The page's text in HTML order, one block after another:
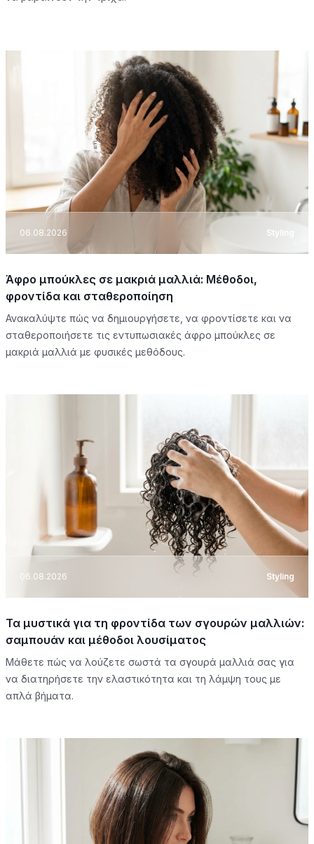
06.08.2026 Styling
Άφρο μπούκλες σε μακριά μαλλιά: Μέθοδοι,
φροντίδα και σταθεροποίηση
Ανακαλύψτε πώς να δημιουργήσετε, να φροντίσετε και να
σταθεροποιήσετε τις εντυπωσιακές άφρο μπούκλες σε
μακριά μαλλιά με φυσικές μεθόδους.
06.08.2026 Styling
Τα μυστικά για τη φροντίδα των σγουρών μαλλιών:
σαμπουάν και μέθοδοι λουσίματος
Μάθετε πώς να λούζετε σωστά τα σγουρά μαλλιά σας για
να διατηρήσετε την ελαστικότητα και τη λάμψη τους με
απλά βήματα.